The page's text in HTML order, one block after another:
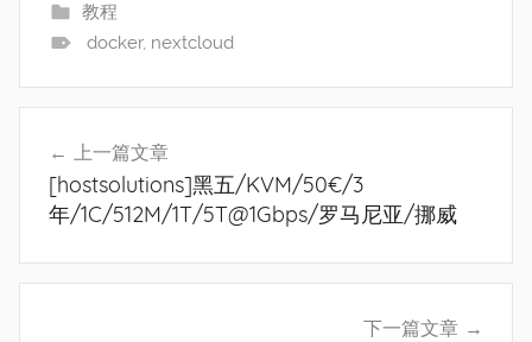
教程
docker, nextcloud
航
上一篇文章
[hostsolutions]黑五/KVM/50€/3
年/1C/512M/1T/5T@1Gbps/罗马尼亚/挪威
下一篇文章